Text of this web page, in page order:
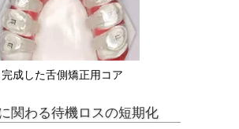
完成した舌側矯正用コア
関わる待機ロスの短期化